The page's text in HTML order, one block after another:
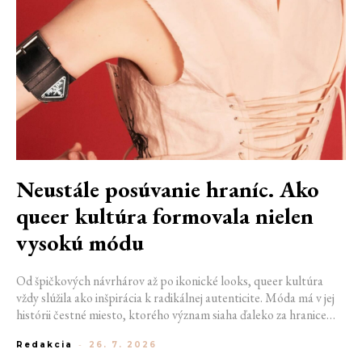
Neustále posúvanie hraníc. Ako
queer kultúra formovala nielen
vysokú módu
Od špičkových návrhárov až po ikonické looks, queer kultúra
vždy slúžila ako inšpirácia k radikálnej autenticite. Móda má v jej
histórii čestné miesto, ktorého význam siaha ďaleko za hranice
postihom a nebezpečenstvu, fungovalo práve oblečenie ako tichý
Redakcia - 26. 7. 2026